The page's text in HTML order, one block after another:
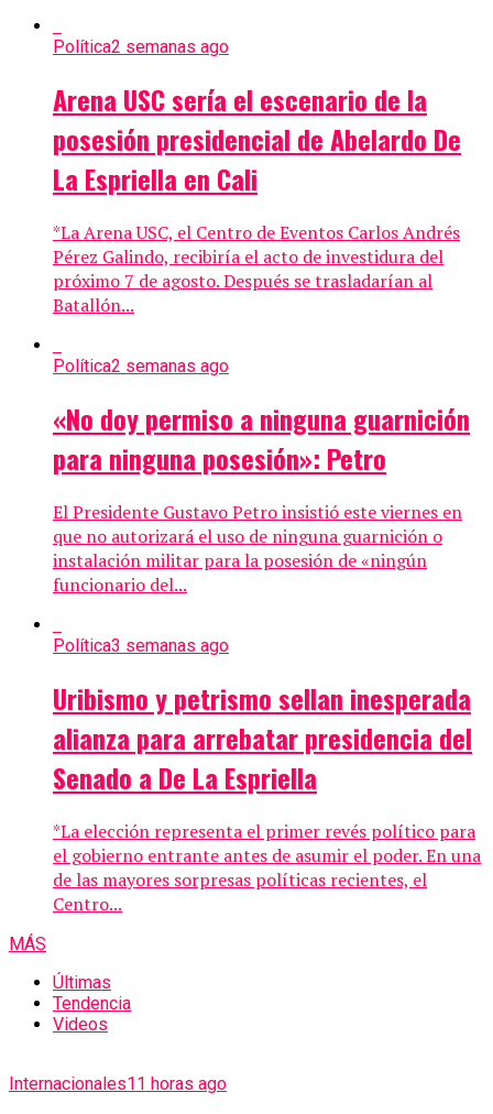
Política2 semanas ago
Arena USC sería el escenario de la
posesión presidencial de Abelardo De
La Espriella en Cali
*La Arena USC, el Centro de Eventos Carlos Andrés
Pérez Galindo, recibiría el acto de investidura del
próximo 7 de agosto. Después se trasladarían al
Batallón...
Política2 semanas ago
«No doy permiso a ninguna guarnición
para ninguna posesión»: Petro
El Presidente Gustavo Petro insistió este viernes en
que no autorizará el uso de ninguna guarnición o
instalación militar para la posesión de «ningún
funcionario del...
Política3 semanas ago
Uribismo y petrismo sellan inesperada
alianza para arrebatar presidencia del
Senado a De La Espriella
*La elección representa el primer revés político para
el gobierno entrante antes de asumir el poder. En una
de las mayores sorpresas políticas recientes, el
Centro...
MÁS
Últimas
Tendencia
Videos
Internacionales11 horas ago